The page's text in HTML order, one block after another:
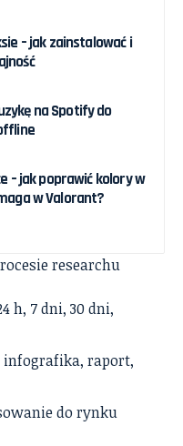
– jak zainstalować i
na Spotify do
– jak poprawić kolory w
w Valorant?
researchu
h, 7 dni, 30 dni,
infografika, raport,
do rynku